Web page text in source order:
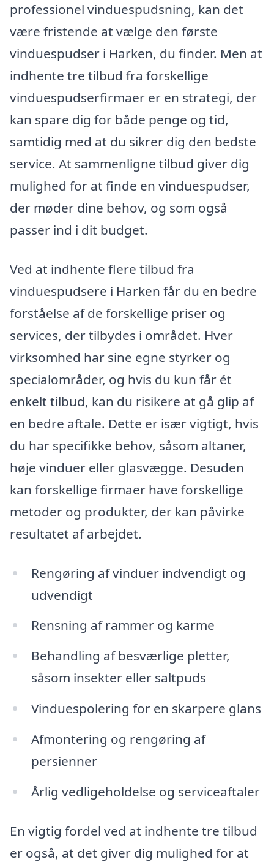
professionel vinduespudsning, kan det
være fristende at vælge den første
vinduespudser i Harken, du finder. Men at
indhente tre tilbud fra forskellige
vinduespudserfirmaer er en strategi, der
kan spare dig for både penge og tid,
samtidig med at du sikrer dig den bedste
service. At sammenligne tilbud giver dig
mulighed for at finde en vinduespudser,
der møder dine behov, og som også
passer ind i dit budget.
Ved at indhente flere tilbud fra
vinduespudsere i Harken får du en bedre
forståelse af de forskellige priser og
services, der tilbydes i området. Hver
virksomhed har sine egne styrker og
specialområder, og hvis du kun får ét
enkelt tilbud, kan du risikere at gå glip af
en bedre aftale. Dette er især vigtigt, hvis
du har specifikke behov, såsom altaner,
høje vinduer eller glasvægge. Desuden
kan forskellige firmaer have forskellige
metoder og produkter, der kan påvirke
resultatet af arbejdet.
Rengøring af vinduer indvendigt og
udvendigt
Rensning af rammer og karme
Behandling af besværlige pletter,
såsom insekter eller saltpuds
Vinduespolering for en skarpere glans
Afmontering og rengøring af
persienner
Årlig vedligeholdelse og serviceaftaler
En vigtig fordel ved at indhente tre tilbud
er også, at det giver dig mulighed for at